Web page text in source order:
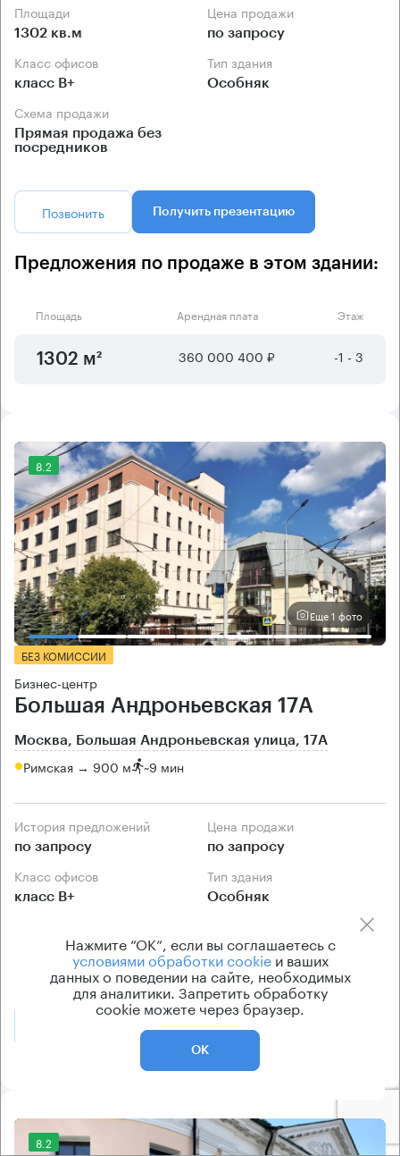
Площади
1302 кв.м
Цена продажи
по запросу
Класс офисов
класс B+
Тип здания
Особняк
Схема продажи
Прямая продажа без
посредников
Позвонить Получить презентацию
Предложения по продаже в этом здании:
Площадь Арендная плата Этаж
1302 м² 360 000 400 ₽ -1 - 3
8.2
Еще 1 фото
БЕЗ КОМИССИИ
Бизнес-центр
Большая Андроньевская 17А
Москва, Большая Андроньевская улица, 17А
Римская → 900 м ~9 мин
История предложений
по запросу
Цена продажи
по запросу
Класс офисов
класс B+
Тип здания
Особняк
Прямая продажа без
посредников
8.2
Нажмите “ОК”, если вы соглашаетесь с
условиями обработки cookieи ваших
данных о поведении на сайте, необходимых
для аналитики. Запретить обработку
cookie можете через браузер.
ОК